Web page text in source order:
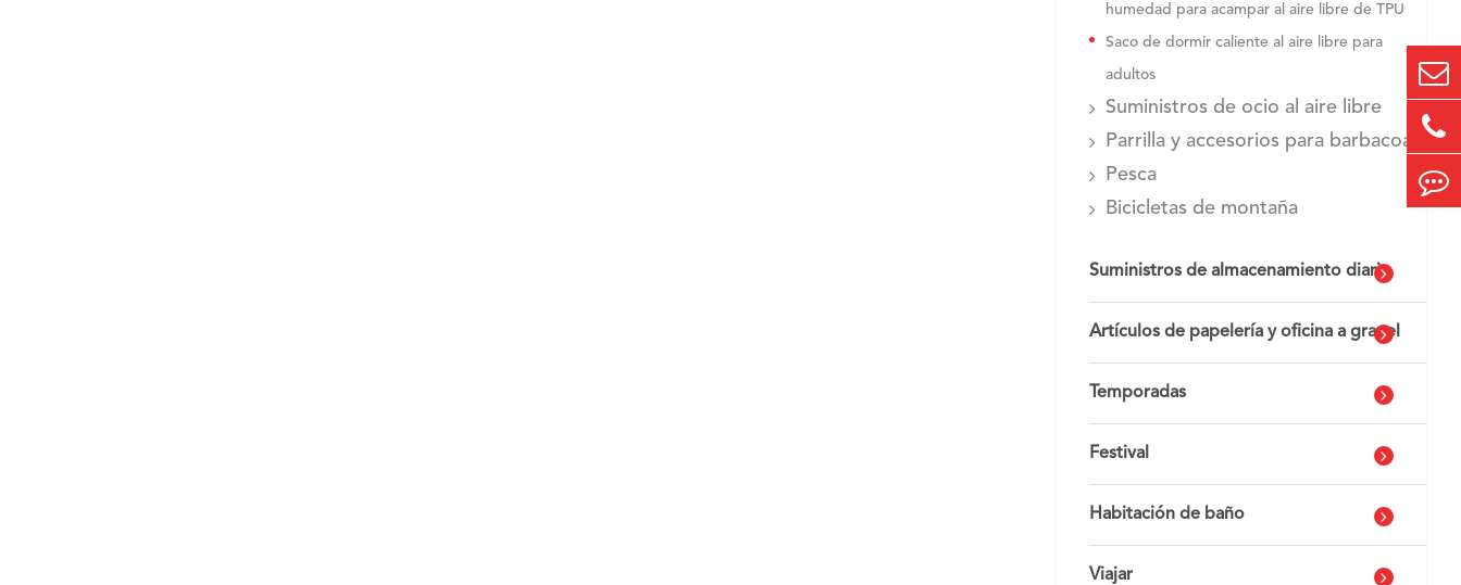
humedad para acampar al aire libre de TPU
Saco de dormir caliente al aire libre para
adultos
Suministros de ocio al aire libre
Parrilla y accesorios para barbacoa
Pesca
Bicicletas de montaña
Suministros de almacenamiento diario
Artículos de papelería y oficina a granel
Temporadas
Festival
Habitación de baño
Viajar